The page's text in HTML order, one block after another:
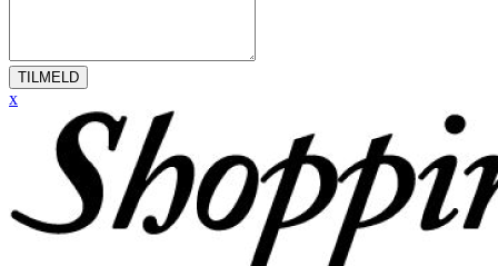
TILMELD
x